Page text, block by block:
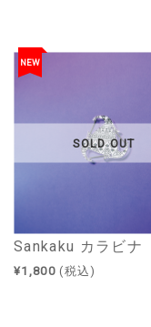
SOLD OUT
NEW
Sankaku カラビナ
¥1,800 (税込)